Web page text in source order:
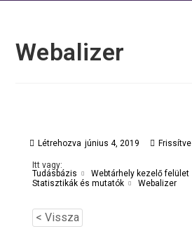
Webalizer
Létrehozva június 4, 2019 Frissítve
Itt vagy:
Tudásbázis
Webtárhely kezelő felület
Statisztikák és mutatók
Webalizer
< Vissza